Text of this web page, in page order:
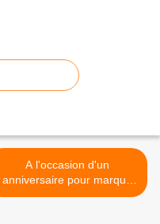
A l'occasion d'un
anniversaire pour marqué
50 Ans >